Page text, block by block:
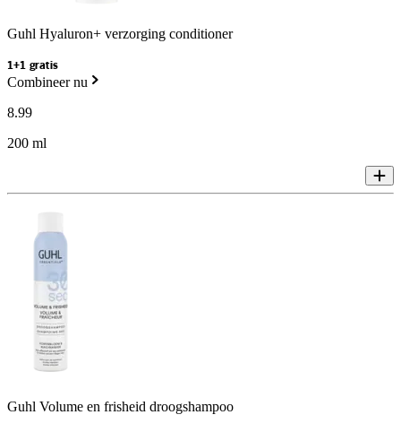
Guhl Hyaluron+ verzorging conditioner
1+1 gratis
Combineer nu
8.99
200 ml
Guhl Volume en frisheid droogshampoo